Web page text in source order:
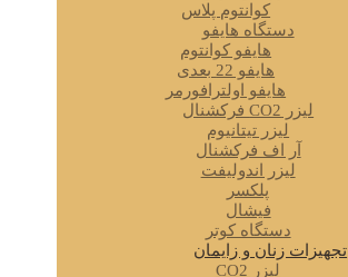
کوانتوم پلاس
دستگاه هایفو
هایفو کوانتوم
هایفو 22 بعدی
هایفو اولترافورمر
لیزر CO2 فرکشنال
لیزر تیتانیوم
آر اف فرکشنال
لیزر اندولیفت
پلکسر
فیشال
دستگاه کوتر
تجهیزات زنان و زایمان
لیزر CO2